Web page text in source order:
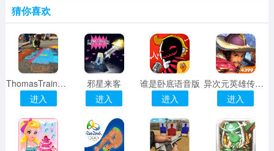
猜你喜欢
ThomasTrainRailway
进入
邪星来客
进入
谁是卧底语音版
进入
异次元英雄传4399版 1.33.0.0 安卓版
进入